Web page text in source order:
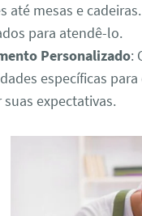
até mesas e
para atendê-lo.
Personalizado:
específicas
suas expectativas.